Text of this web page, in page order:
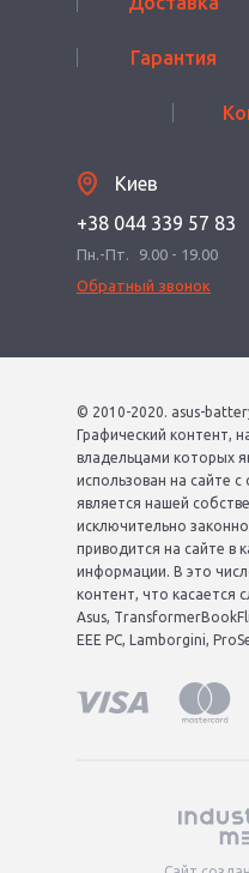
Гарантия
Киев
+38 044 339 57 83
Пн.-Пт.
9.00 - 19.00
Обратный звонок
© 2010-2020. asus-
Графический контент,
владельцами которых
использован на сайте
является нашей
исключительно
приводится на сайте в
информации. В это
контент, что касается
Asus,
EEE PC, Lamborgini,